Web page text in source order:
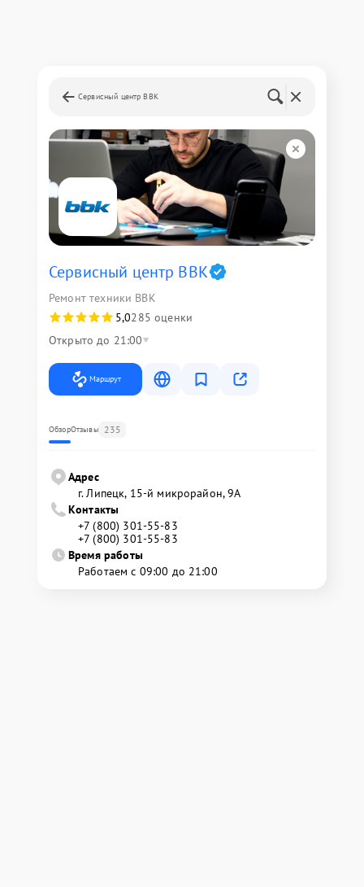
Сервисный центр BBK
Сервисный центр BBK
Ремонт техники BBK
5,0285 оценки
Открыто до 21:00
Маршрут
ОбзорОтзывы 235
Адрес
г. Липецк, 15-й микрорайон, 9А
Контакты
+7 (800) 301-55-83
+7 (800) 301-55-83
Время работы
Работаем с 09:00 до 21:00